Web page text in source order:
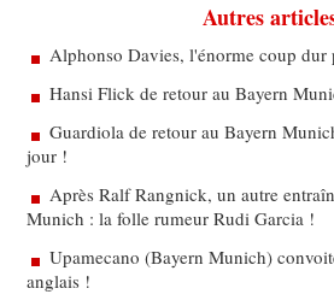
Autres
Alphonso Davies, l'énorme coup
Hansi Flick de retour au Bayern
Guardiola de retour au Bayern
jour !
Après Ralf Rangnick, un autre
Munich : la folle rumeur Rudi Garcia !
Upamecano (Bayern Munich)
anglais !